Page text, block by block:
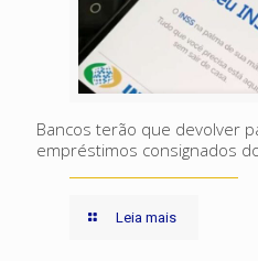
Bancos terão que devolver
empréstimos consignados
Leia mais